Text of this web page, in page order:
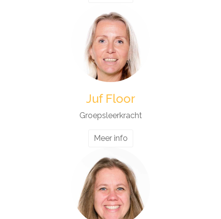
Juf Floor
Groepsleerkracht
Meer info